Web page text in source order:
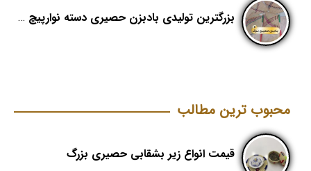
بزرگترین تولیدی بادبزن حصیری دسته نوارپیچ در ایران با اسم برند هدیکا
محبوب ترین مطالب
قیمت انواع زیر بشقابی حصیری بزرگ